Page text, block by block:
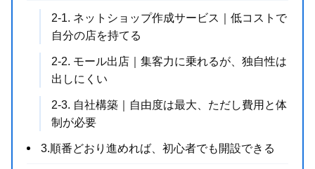
2-1. ネットショップ作成サービス｜低コストで
自分の店を持てる
2-2. モール出店｜集客力に乗れるが、独自性は
出しにくい
2-3. 自社構築｜自由度は最大、ただし費用と体
制が必要
3.順番どおり進めれば、初心者でも開設できる